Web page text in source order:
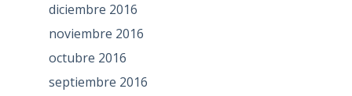
diciembre 2016
noviembre 2016
octubre 2016
septiembre 2016